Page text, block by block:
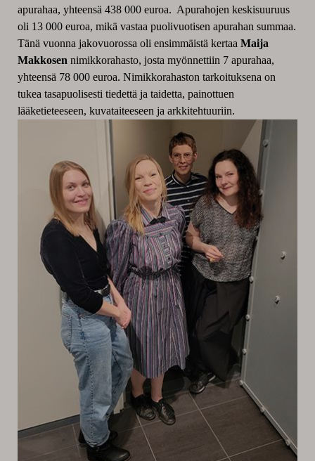
apurahaa, yhteensä 438 000 euroa. Apurahojen keskisuuruus
oli 13 000 euroa, mikä vastaa puolivuotisen apurahan summaa.
Tänä vuonna jakovuorossa oli ensimmäistä kertaa Maija
Makkosen nimikkorahasto, josta myönnettiin 7 apurahaa,
yhteensä 78 000 euroa. Nimikkorahaston tarkoituksena on
tukea tasapuolisesti tiedettä ja taidetta, painottuen
lääketieteeseen, kuvataiteeseen ja arkkitehtuuriin.